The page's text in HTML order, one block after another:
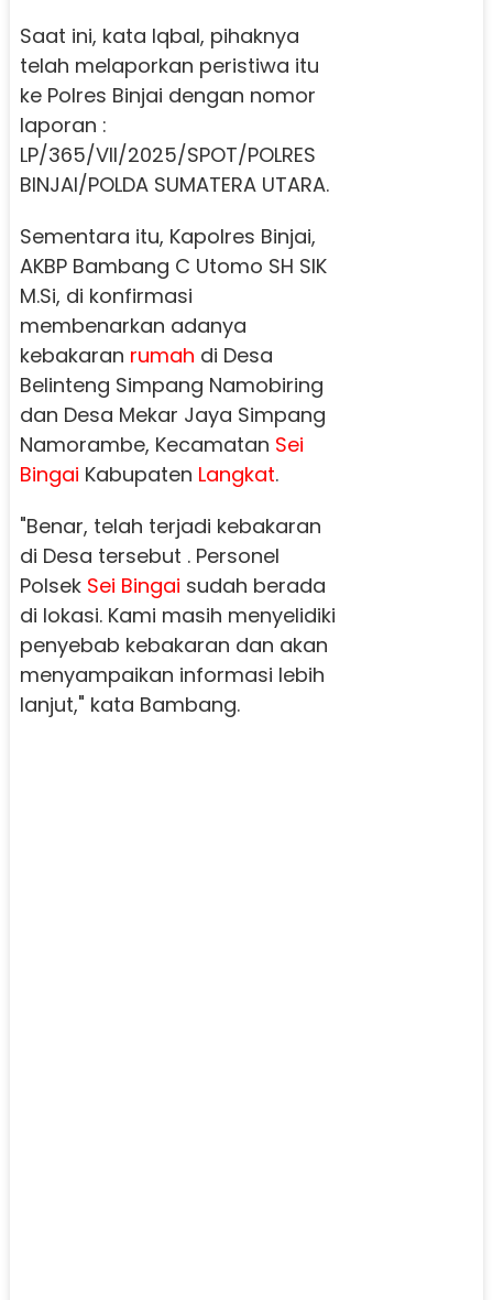
Saat ini, kata Iqbal, pihaknya
telah melaporkan peristiwa itu
ke Polres Binjai dengan nomor
laporan :
LP/365/VII/2025/SPOT/POLRES
BINJAI/POLDA SUMATERA UTARA.
Sementara itu, Kapolres Binjai,
AKBP Bambang C Utomo SH SIK
M.Si, di konfirmasi
membenarkan adanya
kebakaran rumah di Desa
Belinteng Simpang Namobiring
dan Desa Mekar Jaya Simpang
Namorambe, Kecamatan Sei
Bingai Kabupaten Langkat.
"Benar, telah terjadi kebakaran
di Desa tersebut . Personel
Polsek Sei Bingai sudah berada
di lokasi. Kami masih menyelidiki
penyebab kebakaran dan akan
menyampaikan informasi lebih
lanjut," kata Bambang.